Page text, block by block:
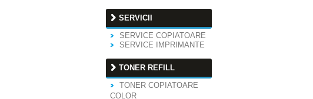
SERVICII
SERVICE COPIATOARE
SERVICE IMPRIMANTE
TONER REFILL
TONER COPIATOARE
COLOR